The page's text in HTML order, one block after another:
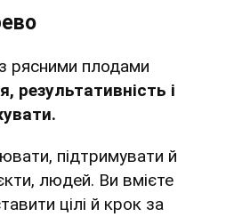
рясними плодами
результативність і
підтримувати й
людей. Ви вмієте
цілі й крок за